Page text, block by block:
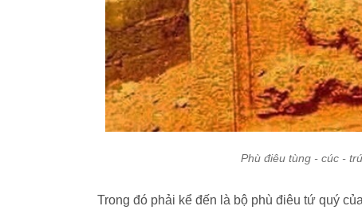
Phù điêu tùng - cúc -
Trong đó phải kể đến là bộ phù điêu tứ quý